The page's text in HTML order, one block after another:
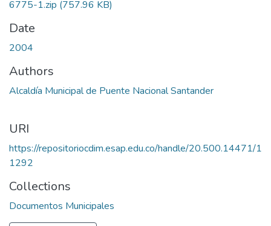
6775-1.zip (757.96 KB)
Date
2004
Authors
Alcaldía Municipal de Puente Nacional Santander
URI
https://repositoriocdim.esap.edu.co/handle/20.500.14471/1
1292
Collections
Documentos Municipales